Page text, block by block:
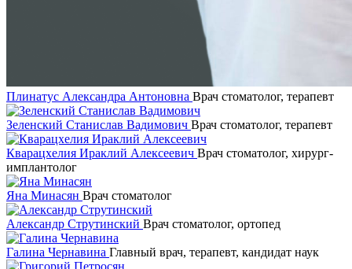
Плинатус Александра Антоновна Врач стоматолог, терапевт
Зеленский Станислав Вадимович Врач стоматолог, терапевт
Кварацхелия Ираклий Алексеевич Врач стоматолог, хирург-
имплантолог
Яна Минасян Врач стоматолог
Александр Струтинский Врач стоматолог, ортопед
Галина Чернавина Главный врач, терапевт, кандидат наук